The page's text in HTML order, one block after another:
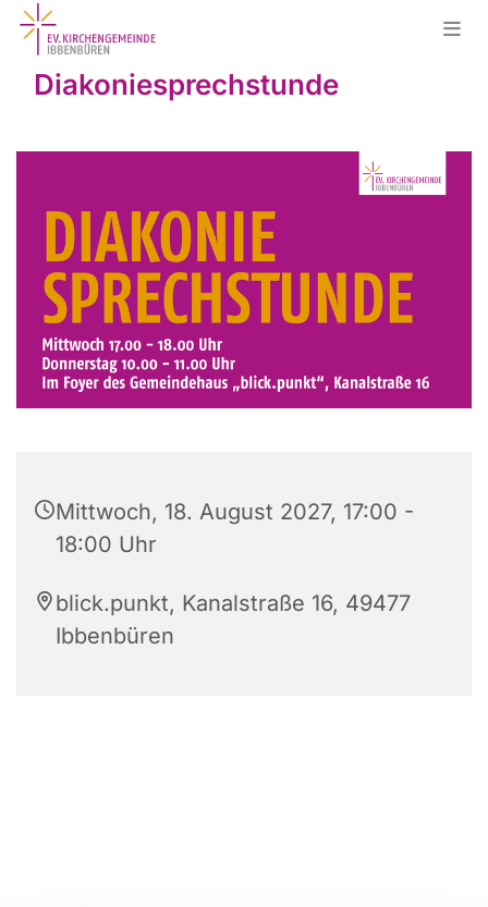
Diakoniesprechstunde
Mittwoch, 18. August 2027, 17:00 -
18:00 Uhr
blick.punkt, Kanalstraße 16, 49477
Ibbenbüren